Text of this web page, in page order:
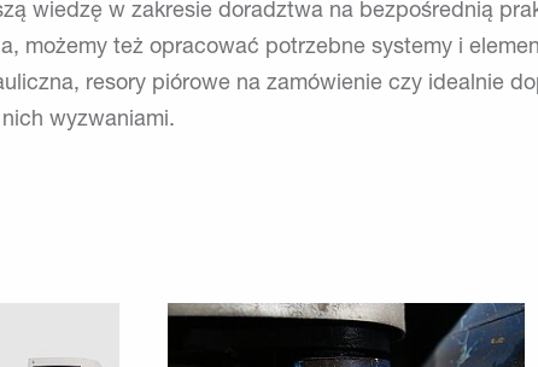
wiedzę w zakresie doradztwa na bezpośrednią
możemy też opracować potrzebne systemy i
resory piórowe na zamówienie czy idealnie
wyzwaniami.